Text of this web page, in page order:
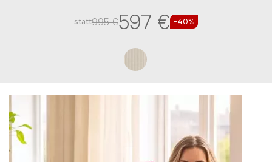
statt995 €597 € -40%